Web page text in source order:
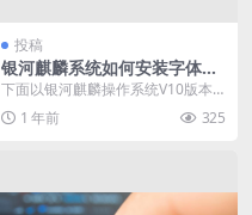
投稿
银河麒麟系统如何安装字体
（麒麟操作系统添加字体教
下面以银河麒麟操作系统V10版本
和银河麒麟操作系统V10-SP1版本
分别讲解添加...
1 年前 325